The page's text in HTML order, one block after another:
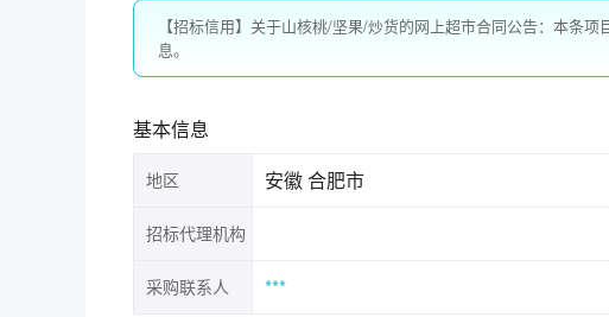
【招标信用】关于山核桃/坚果/炒货的网上超市合同公告：本条项
息。
基本信息
地区 安徽 合肥市
招标代理机构
采购联系人 ***